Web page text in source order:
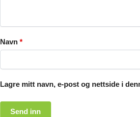
Navn *
Lagre mitt navn, e-post og nettside i